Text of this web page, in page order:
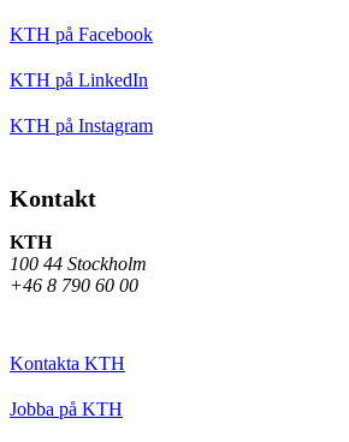
KTH på Facebook
KTH på LinkedIn
KTH på Instagram
Kontakt
KTH
100 44 Stockholm
+46 8 790 60 00
Kontakta KTH
Jobba på KTH